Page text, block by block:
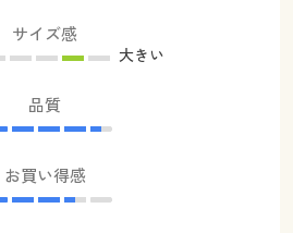
サイズ感
大きい
品質
お買い得感